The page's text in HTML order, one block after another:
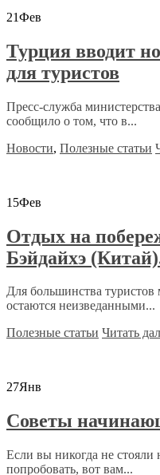
21Фев
Турция вводит
для туристов
Пресс-служба
сообщило о том, что в...
Новости, Полезные статьи
15Фев
Отдых на
Бэйдайхэ
Для большинства
остаются неизведанными...
Полезные статьи Читать
27Янв
Советы
Если вы никогда не стояли
попробовать, вот вам...